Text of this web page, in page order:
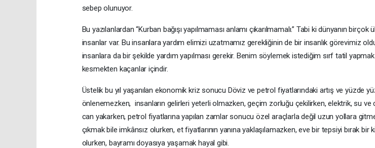
sebep olunuyor.
Bu yazılanlardan “Kurban bağışı yapılmaması anlamı çıkarılmamalı.” Tabi ki dünyanın
insanlar var. Bu insanlara yardım elimizi uzatmamız gerekliğinin de bir insanlık görevimiz
insanlara da bir şekilde yardım yapılması gerekir. Benim söylemek istediğim sırf tatil
kesmekten kaçanlar içindir.
Üstelik bu yıl yaşanılan ekonomik kriz sonucu Döviz ve petrol fiyatlarındaki artış ve yüzde
önlenemezken, insanların gelirleri yeterli olmazken, geçim zorluğu çekilirken, elektrik, su ve
can yakarken, petrol fiyatlarına yapılan zamlar sonucu özel araçlarla değil uzun yollara
çıkmak bile imkânsız olurken, et fiyatlarının yanına yaklaşılamazken, eve bir tepsiyi bırak bir
olurken, bayramı doyasıya yaşamak hayal gibi.